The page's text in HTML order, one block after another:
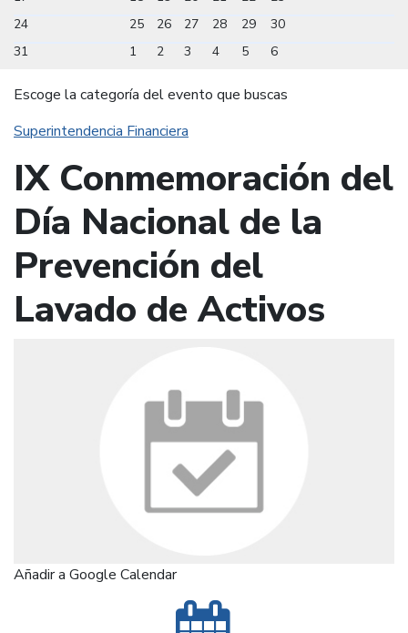
24
25 26 27 28 29
30
31
1 2 3 4 5 6
Escoge la categoría del evento que buscas
Superintendencia Financiera
IX Conmemoración del
Día Nacional de la
Prevención del
Lavado de Activos
Añadir a Google Calendar